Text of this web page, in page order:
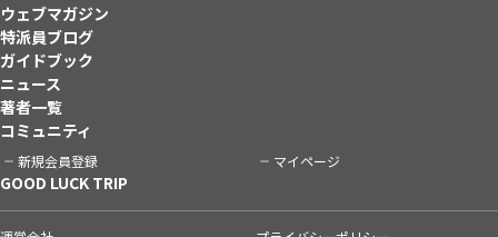
ウェブマガジン
特派員ブログ
ガイドブック
ニュース
著者一覧
コミュニティ
新規会員登録 マイページ
GOOD LUCK TRIP